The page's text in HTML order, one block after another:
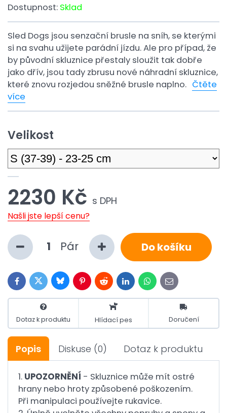
Dostupnost: Sklad
Sled Dogs jsou senzační brusle na sníh, se kterými
si na svahu užijete parádní jízdu. Ale pro případ, že
by původní skluznice přestaly sloužit tak dobře
jako dřív, jsou tady zbrusu nové náhradní skluznice,
které znovu rozjedou sněžné brusle naplno. Čtěte
více
Velikost
2230 Kč s DPH
Našli jste lepší cenu?
Pár Do košíku
FacebookTwitterBlueskyPinterestRedditLinkedInWhatsApp
E-
mail
Dotaz k produktu Hlídací pes Doručení
Popis Diskuse (0) Dotaz k produktu
1. UPOZORNĚNÍ - Skluznice může mít ostré
hrany nebo hroty způsobené poškozením.
Při manipulaci používejte rukavice.